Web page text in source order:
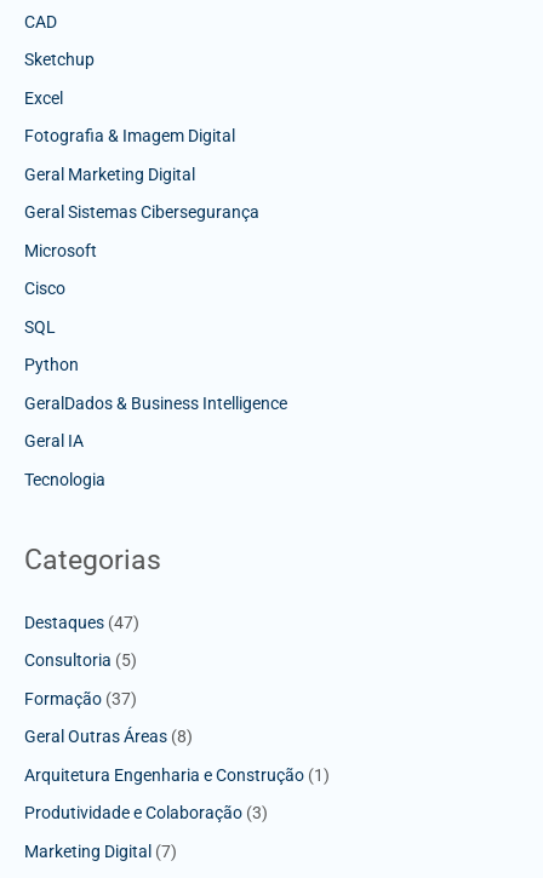
CAD
Sketchup
Excel
Fotografia & Imagem Digital
Geral Marketing Digital
Geral Sistemas Cibersegurança
Microsoft
Cisco
SQL
Python
GeralDados & Business Intelligence
Geral IA
Tecnologia
Categorias
Destaques (47)
Consultoria (5)
Formação (37)
Geral Outras Áreas (8)
Arquitetura Engenharia e Construção (1)
Produtividade e Colaboração (3)
Marketing Digital (7)